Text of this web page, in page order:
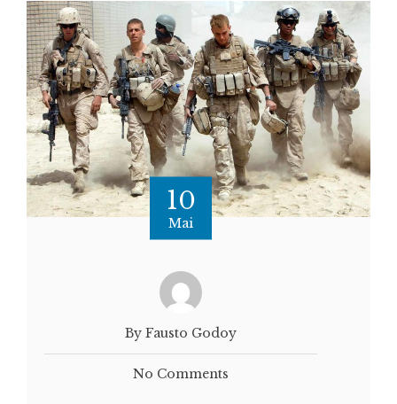
10
Mai
By Fausto Godoy
No Comments